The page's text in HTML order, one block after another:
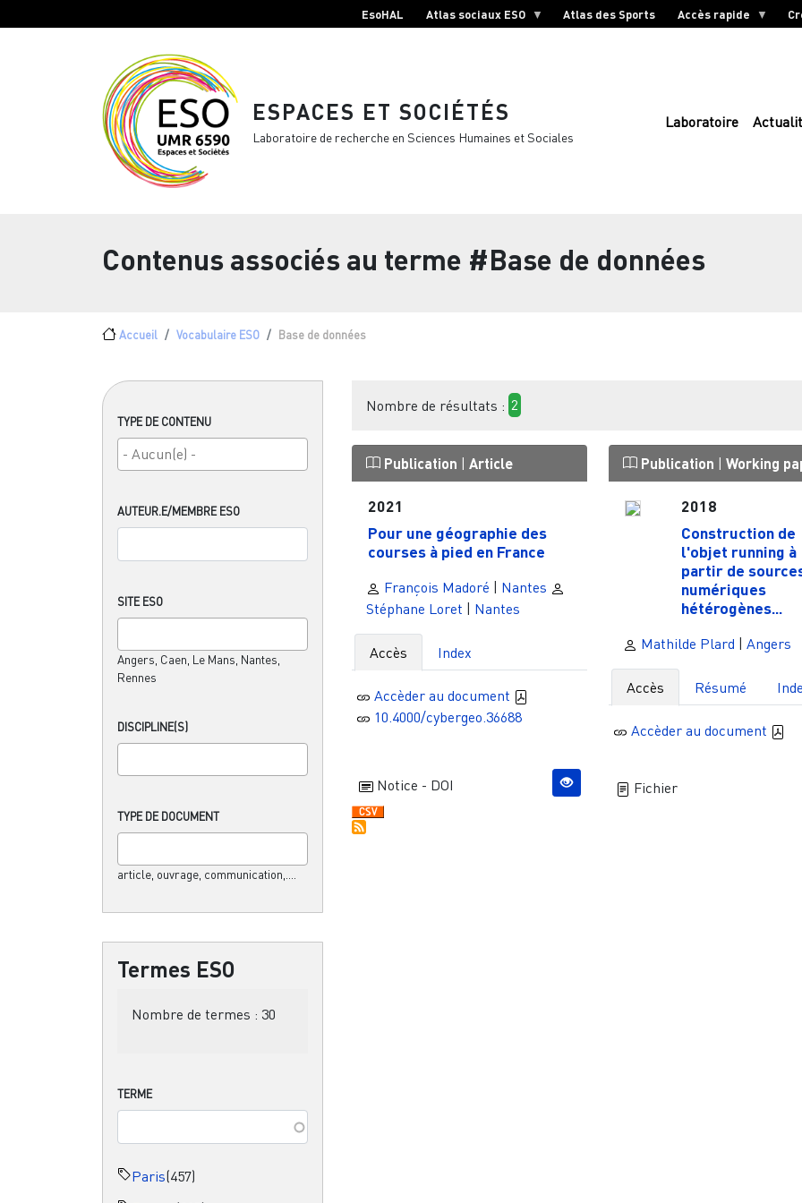
EsoHAL Atlas sociaux ESO Atlas des Sports Accès rapide
ESPACES ET SOCIÉTÉS
Laboratoire de recherche en Sciences Humaines et Sociales
Laboratoire
Contenus associés au terme #Base de données
Fil d'Ariane
Accueil Vocabulaire ESO Base de données
TYPE DE CONTENU
AUTEUR.E/MEMBRE ESO
SITE ESO
Angers, Caen, Le Mans, Nantes,
Rennes
DISCIPLINE(S)
TYPE DE DOCUMENT
article, ouvrage, communication,....
Termes ESO
Nombre de termes : 30
TERME
Paris(457)
Nombre de résultats : 2
Publication | Article
2021
Pour une géographie des
courses à pied en France
François Madoré | Nantes
Stéphane Loret | Nantes
Accès Index
Accèder au document
10.4000/cybergeo.36688
Notice - DOI
Publication | Working
2018
Construction de
l'objet running à
partir de
numériques
hétérogènes...
Mathilde Plard | Angers
Accès Résumé
Accèder au document
Fichier